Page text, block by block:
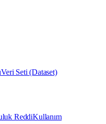
Veri Seti (Dataset)
ReddiKullanım